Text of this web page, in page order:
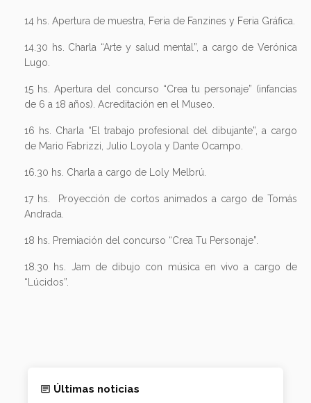
14 hs. Apertura de muestra, Feria de Fanzines y Feria Gráfica.
14.30 hs. Charla “Arte y salud mental”, a cargo de Verónica
Lugo.
15 hs. Apertura del concurso “Crea tu personaje” (infancias
de 6 a 18 años). Acreditación en el Museo.
16 hs. Charla “El trabajo profesional del dibujante”, a cargo
de Mario Fabrizzi, Julio Loyola y Dante Ocampo.
16.30 hs. Charla a cargo de Loly Melbrú.
17 hs. Proyección de cortos animados a cargo de Tomás
Andrada.
18 hs. Premiación del concurso “Crea Tu Personaje”.
18.30 hs. Jam de dibujo con música en vivo a cargo de
“Lúcidos”.
Últimas noticias